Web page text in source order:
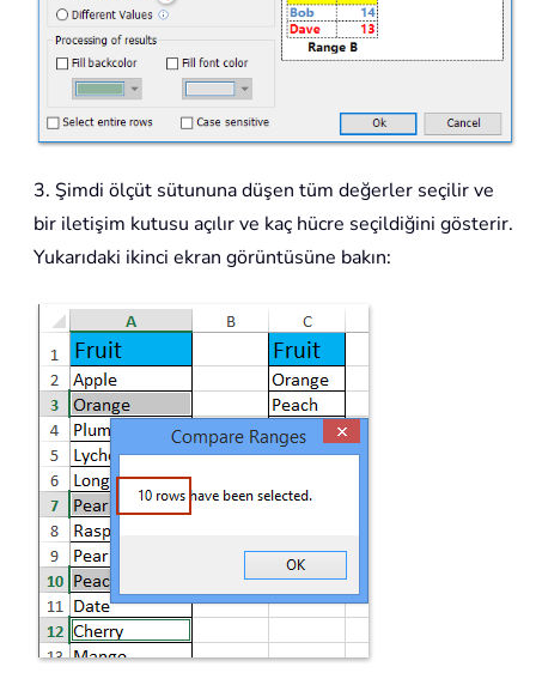
3. Şimdi ölçüt sütununa düşen tüm değerler seçilir ve
bir iletişim kutusu açılır ve kaç hücre seçildiğini gösterir.
Yukarıdaki ikinci ekran görüntüsüne bakın: